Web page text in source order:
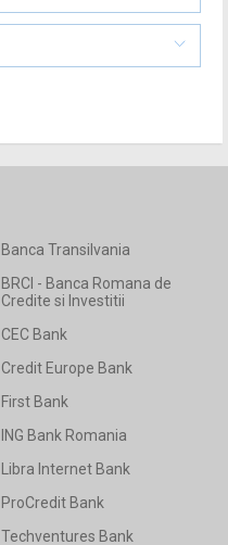
Banca Transilvania
BRCI - Banca Romana de
Credite si Investitii
CEC Bank
Credit Europe Bank
First Bank
ING Bank Romania
Libra Internet Bank
ProCredit Bank
Techventures Bank